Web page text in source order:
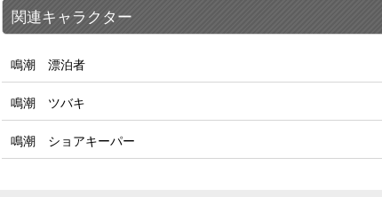
関連キャラクター
鳴潮 漂泊者
鳴潮 ツバキ
鳴潮 ショアキーパー